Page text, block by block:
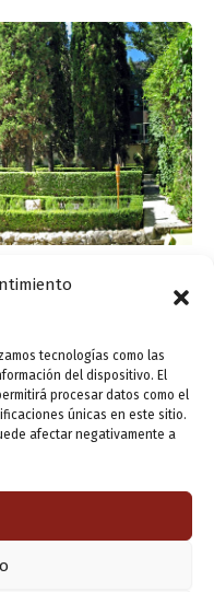
tecnologías como las
del dispositivo. El
procesar datos como el
únicas en este sitio.
afectar negativamente a
en junio de
en el marco de
nacimiento de José